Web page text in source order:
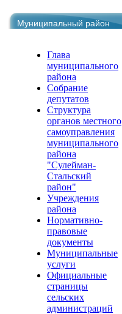
Муниципальный район
Глава
муниципального
района
Собрание
депутатов
Структура
органов местного
самоуправления
муниципального
района
"Сулейман-
Стальский
район"
Учреждения
района
Нормативно-
правовые
документы
Муниципальные
услуги
Официальные
страницы
сельских
администраций